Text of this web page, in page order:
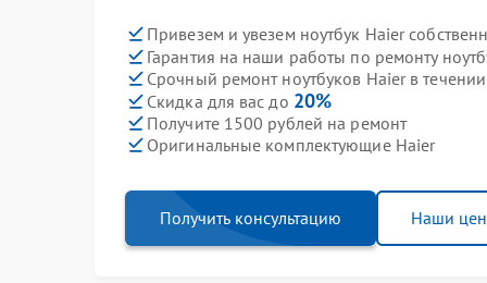
Привезем и увезем ноутбук Haier
Гарантия на наши работы по ремонту
Срочный ремонт ноутбуков Haier в течении
Скидка для вас до 20%
Получите 1500 рублей на ремонт
Оригинальные комплектующие Haier
Получить консультацию Наши